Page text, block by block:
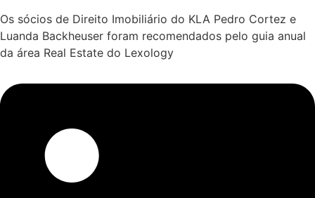
Os sócios de Direito Imobiliário do KLA Pedro Cortez e
Luanda Backheuser foram recomendados pelo guia anual
da área Real Estate do Lexology